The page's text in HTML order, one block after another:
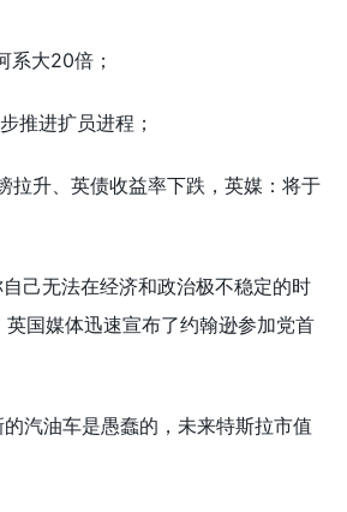
系大20倍；
推进扩员进程；
拉升、英债收益率下跌，英媒：将于
己无法在经济和政治极不稳定的时
国媒体迅速宣布了约翰逊参加党首
汽油车是愚蠢的，未来特斯拉市值